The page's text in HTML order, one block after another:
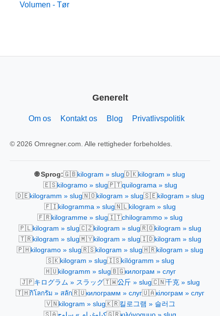
Volumen - Tør
Generelt
Om os Kontakt os Blog Privatlivspolitik
© 2026 Omregner.com. Alle rettigheder forbeholdes.
🌐 Sprog:🇬🇧kilogram » slug🇩🇰kilogram » slug
🇪🇸kilogramo » slug🇵🇹quilograma » slug
🇩🇪kilogramm » slug🇳🇴kilogram » slug🇸🇪kilogram » slug
🇫🇮kilogramma » slug🇳🇱kilogram » slug
🇫🇷kilogramme » slug🇮🇹chilogrammo » slug
🇵🇱kilogram » slug🇨🇿kilogram » slug🇷🇴kilogram » slug
🇹🇷kilogram » slug🇲🇾kilogram » slug🇮🇩kilogram » slug
🇵🇭kilogramo » slug🇷🇸kilogram » slug🇭🇷kilogram » slug
🇸🇰kilogram » slug🇮🇸kílógramm » slug
🇭🇺kilogramm » slug🇧🇬килограм » слуг
🇯🇵キログラム » スラッグ🇹🇼公斤 » slug🇨🇳千克 » slug
🇹🇭กิโลกรัม » สลัก🇷🇺килограмм » слуг🇺🇦кілограм » слуг
🇻🇳kilogram » slug🇰🇷킬로그램 » 슬러그